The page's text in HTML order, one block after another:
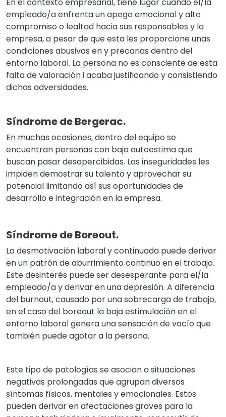
empleado/a enfrenta un apego emocional y alto
compromiso o lealtad hacia sus responsables y la
empresa, a pesar de que esta les proporcione unas
condiciones abusivas en y precarias dentro del
entorno laboral. La persona no es consciente de esta
falta de valoración i acaba justificando y consistiendo
dichas adversidades.
Síndrome de Bergerac.
En muchas ocasiones, dentro del equipo se
encuentran personas con baja autoestima que
buscan pasar desapercibidas. Las inseguridades les
impiden demostrar su talento y aprovechar su
potencial limitando así sus oportunidades de
desarrollo e integración en la empresa.
Síndrome de Boreout.
La desmotivación laboral y continuada puede derivar
en un patrón de aburrimiento continuo en el trabajo.
Este desinterés puede ser desesperante para el/la
empleado/a y derivar en una depresión. A diferencia
del burnout, causado por una sobrecarga de trabajo,
en el caso del boreout la baja estimulación en el
entorno laboral genera una sensación de vacío que
también puede agotar a la persona.
Este tipo de patologías se asocian a situaciones
negativas prolongadas que agrupan diversos
síntomas físicos, mentales y emocionales. Estos
pueden derivar en afectaciones graves para la